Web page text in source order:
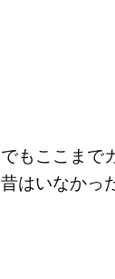
でもここまで
昔はいなかっ